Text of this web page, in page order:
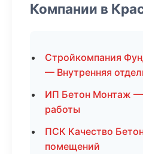
Компании в
Стройкомпания
— Внутренняя
ИП Бетон Монтаж
работы
ПСК Качество
помещений